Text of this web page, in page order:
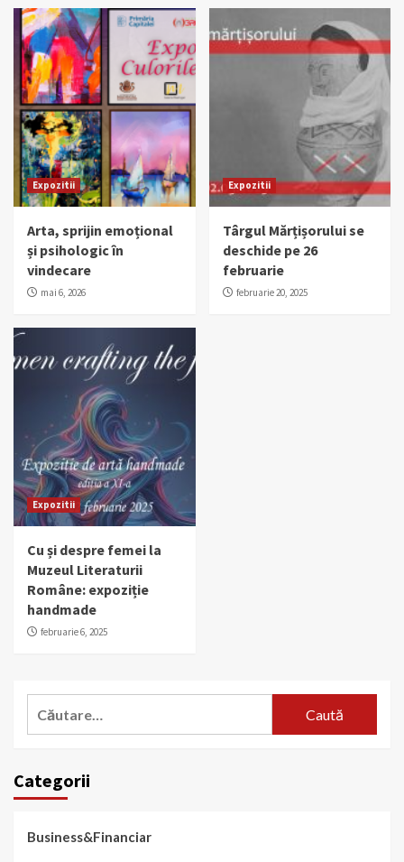
Expozitii
Arta, sprijin emoțional
și psihologic în
vindecare
mai 6, 2026
Expozitii
Târgul Mărțișorului se
deschide pe 26
februarie
februarie 20, 2025
Expozitii
Cu și despre femei la
Muzeul Literaturii
Române: expoziție
handmade
februarie 6, 2025
Categorii
Business&Financiar